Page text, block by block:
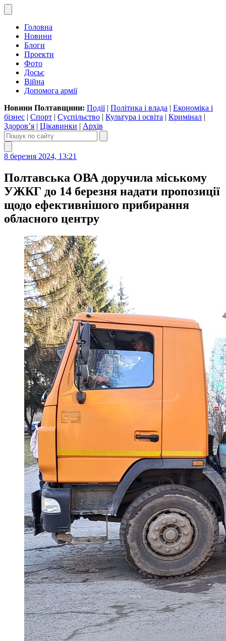
Головна
Новини
Блоги
Проекти
Фото
Досьє
Війна
Допомога армії
Новини Полтавщини: Події| Політика і влада | Економіка і
бізнес | Спорт | Суспільство | Культура і освіта | Кримінал |
Здоров’я | Цікавинки | Архів
8 березня 2024, 13:21
Полтавська ОВА доручила міському
УЖКГ до 14 березня надати пропозиції
щодо ефективнішого прибирання
обласного центру